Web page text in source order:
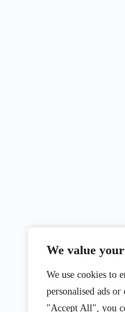
We value
We use cookies to
personalised ads
"Accept All", you